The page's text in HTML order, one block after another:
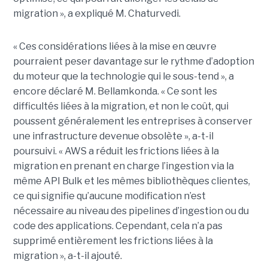
migration », a expliqué M. Chaturvedi.
« Ces considérations liées à la mise en œuvre
pourraient peser davantage sur le rythme d’adoption
du moteur que la technologie qui le sous-tend », a
encore déclaré M. Bellamkonda. « Ce sont les
difficultés liées à la migration, et non le coût, qui
poussent généralement les entreprises à conserver
une infrastructure devenue obsolète », a-t-il
poursuivi. « AWS a réduit les frictions liées à la
migration en prenant en charge l’ingestion via la
même API Bulk et les mêmes bibliothèques clientes,
ce qui signifie qu’aucune modification n’est
nécessaire au niveau des pipelines d’ingestion ou du
code des applications. Cependant, cela n’a pas
supprimé entièrement les frictions liées à la
migration », a-t-il ajouté.